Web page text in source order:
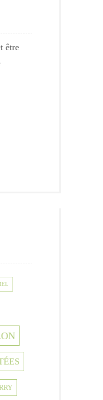
être